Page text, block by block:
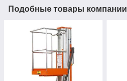
Подобные товары компании